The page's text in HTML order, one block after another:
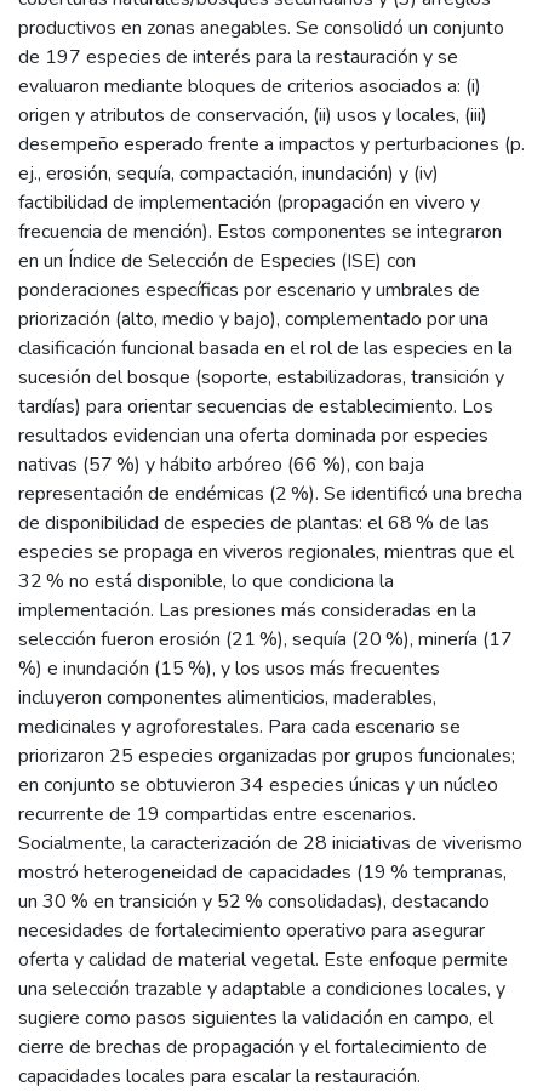
productivos en zonas anegables. Se consolidó un conjunto
de 197 especies de interés para la restauración y se
evaluaron mediante bloques de criterios asociados a: (i)
origen y atributos de conservación, (ii) usos y locales, (iii)
desempeño esperado frente a impactos y perturbaciones (p.
ej., erosión, sequía, compactación, inundación) y (iv)
factibilidad de implementación (propagación en vivero y
frecuencia de mención). Estos componentes se integraron
en un Índice de Selección de Especies (ISE) con
ponderaciones específicas por escenario y umbrales de
priorización (alto, medio y bajo), complementado por una
clasificación funcional basada en el rol de las especies en la
sucesión del bosque (soporte, estabilizadoras, transición y
tardías) para orientar secuencias de establecimiento. Los
resultados evidencian una oferta dominada por especies
nativas (57 %) y hábito arbóreo (66 %), con baja
representación de endémicas (2 %). Se identificó una brecha
de disponibilidad de especies de plantas: el 68 % de las
especies se propaga en viveros regionales, mientras que el
32 % no está disponible, lo que condiciona la
implementación. Las presiones más consideradas en la
selección fueron erosión (21 %), sequía (20 %), minería (17
%) e inundación (15 %), y los usos más frecuentes
incluyeron componentes alimenticios, maderables,
medicinales y agroforestales. Para cada escenario se
priorizaron 25 especies organizadas por grupos funcionales;
en conjunto se obtuvieron 34 especies únicas y un núcleo
recurrente de 19 compartidas entre escenarios.
Socialmente, la caracterización de 28 iniciativas de viverismo
mostró heterogeneidad de capacidades (19 % tempranas,
un 30 % en transición y 52 % consolidadas), destacando
necesidades de fortalecimiento operativo para asegurar
oferta y calidad de material vegetal. Este enfoque permite
una selección trazable y adaptable a condiciones locales, y
sugiere como pasos siguientes la validación en campo, el
cierre de brechas de propagación y el fortalecimiento de
capacidades locales para escalar la restauración.